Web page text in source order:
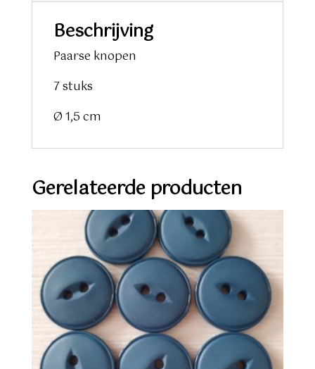
Beschrijving
Paarse knopen
7 stuks
Ø 1,5 cm
Gerelateerde producten